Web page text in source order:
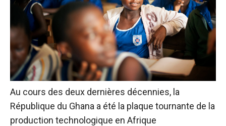
Au cours des deux dernières décennies, la
République du Ghana a été la plaque tournante de la
production technologique en Afrique